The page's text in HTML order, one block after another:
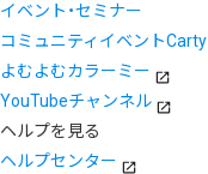
イベント・セミナー
コミュニティイベントCarty
よむよむカラーミー
YouTubeチャンネル
ヘルプを見る
ヘルプセンター